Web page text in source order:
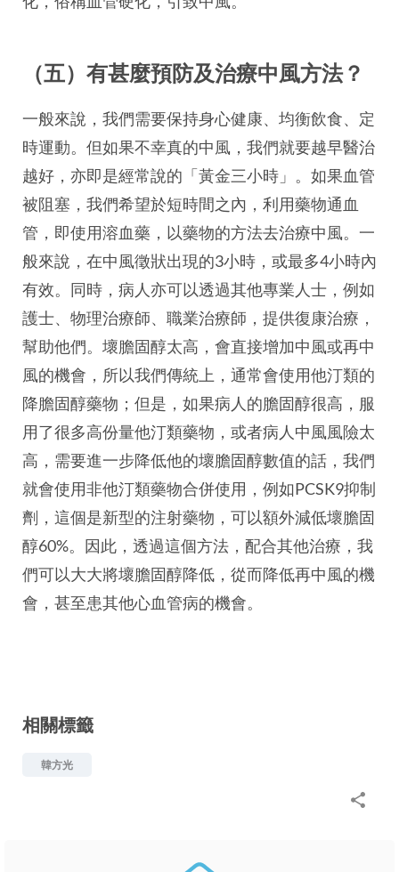
（五）有甚麼預防及治療中風方法？
一般來說，我們需要保持身心健康、均衡飲食、定
時運動。但如果不幸真的中風，我們就要越早醫治
越好，亦即是經常說的「黃金三小時」。如果血管
被阻塞，我們希望於短時間之內，利用藥物通血
管，即使用溶血藥，以藥物的方法去治療中風。一
般來說，在中風徵狀出現的3小時，或最多4小時內
有效。同時，病人亦可以透過其他專業人士，例如
護士、物理治療師、職業治療師，提供復康治療，
幫助他們。壞膽固醇太高，會直接增加中風或再中
風的機會，所以我們傳統上，通常會使用他汀類的
降膽固醇藥物；但是，如果病人的膽固醇很高，服
用了很多高份量他汀類藥物，或者病人中風風險太
高，需要進一步降低他的壞膽固醇數值的話，我們
就會使用非他汀類藥物合併使用，例如PCSK9抑制
劑，這個是新型的注射藥物，可以額外減低壞膽固
醇60%。因此，透過這個方法，配合其他治療，我
們可以大大將壞膽固醇降低，從而降低再中風的機
會，甚至患其他心血管病的機會。
相關標籤
韓方光